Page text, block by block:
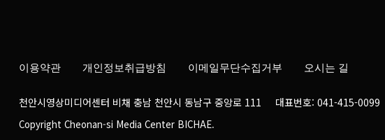
이용약관 개인정보취급방침 이메일무단수집거부 오시는 길
천안시영상미디어센터 비채 충남 천안시 동남구 중앙로 111 대표번호: 041-415-0099
Copyright Cheonan-si Media Center BICHAE.